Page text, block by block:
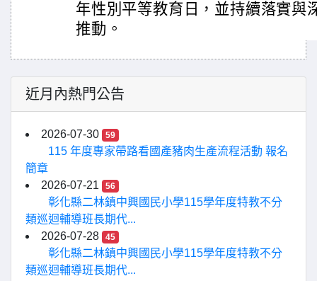
年性別平等教育日，並持續落實與
推動。
近月內熱門公告
2026-07-30 59
115 年度專家帶路看國產豬肉生產流程活動 報名
簡章
2026-07-21
56
彰化縣二林鎮中興國民小學115學年度特教不分
類巡迴輔導班長期代...
2026-07-28
45
彰化縣二林鎮中興國民小學115學年度特教不分
類巡迴輔導班長期代...